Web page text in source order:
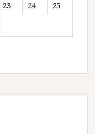
23 24 25